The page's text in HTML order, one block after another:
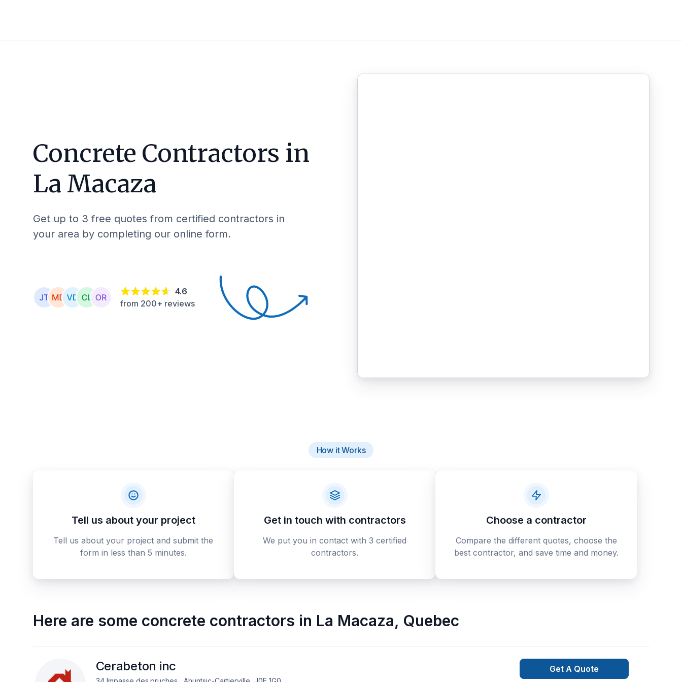
Concrete Contractors in
La Macaza
Get up to 3 free quotes from certified contractors in
your area by completing our online form.
4.6
from 200+ reviews
How it Works
Tell us about your project
Tell us about your project and submit the
form in less than 5 minutes.
Get in touch with contractors
We put you in contact with 3 certified
contractors.
Choose a contractor
Compare the different quotes, choose the
best contractor, and save time and money.
Here are some concrete contractors in La Macaza, Quebec
Cerabeton inc Get A Quote